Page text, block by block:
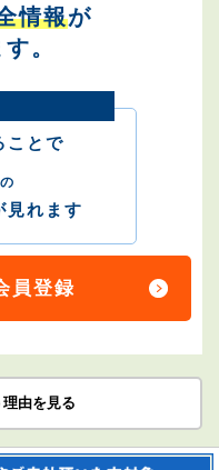
情報が
。
ことで
見れます
員登録
由を見る